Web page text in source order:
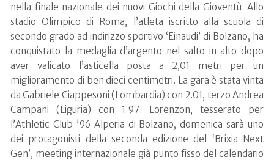
nella finale nazionale dei nuovi Giochi della Gioventù. Allo
stadio Olimpico di Roma, l’atleta iscritto alla scuola di
secondo grado ad indirizzo sportivo ‘Einaudi’ di Bolzano, ha
conquistato la medaglia d’argento nel salto in alto dopo
aver valicato l’asticella posta a 2,01 metri per un
miglioramento di ben dieci centimetri. La gara è stata vinta
da Gabriele Ciappesoni (Lombardia) con 2.01, terzo Andrea
Campani (Liguria) con 1.97. Lorenzon, tesserato per
l’Athletic Club ’96 Alperia di Bolzano, domenica sarà uno
dei protagonisti della seconda edizione del ‘Brixia Next
Gen’, meeting internazionale già punto fisso del calendario